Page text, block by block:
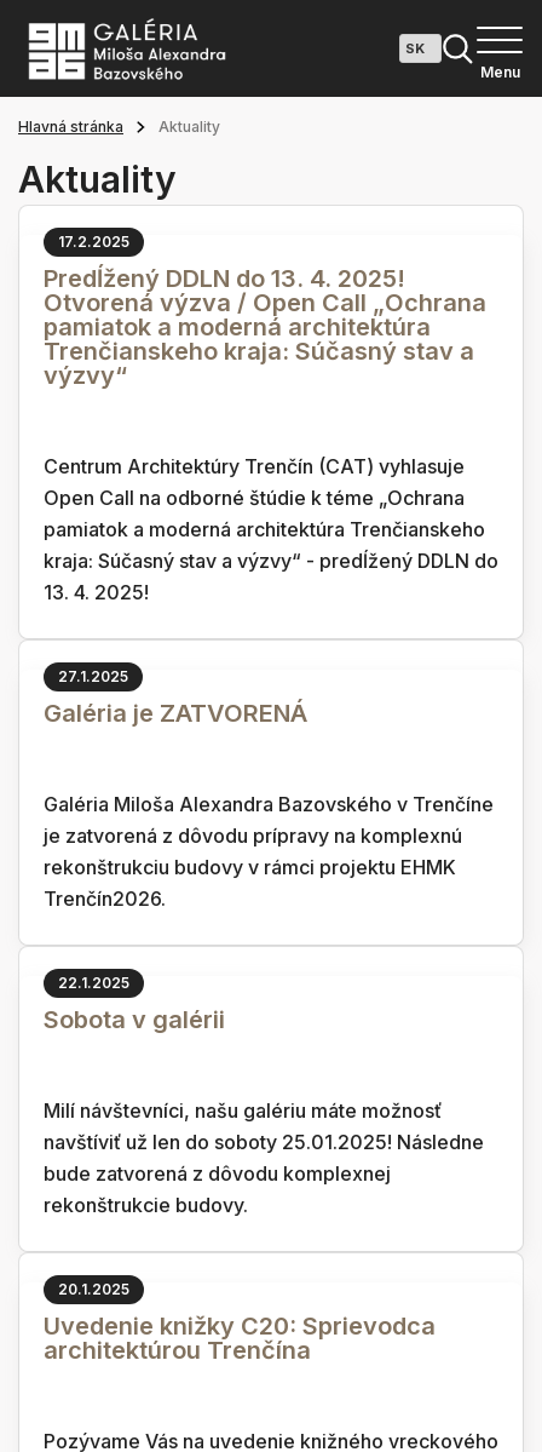
Menu
Hlavná stránka Aktuality
Aktuality
17.2.2025
Predĺžený DDLN do 13. 4. 2025!
Otvorená výzva / Open Call „Ochrana
pamiatok a moderná architektúra
Trenčianskeho kraja: Súčasný stav a
výzvy“
Centrum Architektúry Trenčín (CAT) vyhlasuje
Open Call na odborné štúdie k téme „Ochrana
pamiatok a moderná architektúra Trenčianskeho
kraja: Súčasný stav a výzvy“ - predĺžený DDLN do
13. 4. 2025!
27.1.2025
Galéria je ZATVORENÁ
Galéria Miloša Alexandra Bazovského v Trenčíne
je zatvorená z dôvodu prípravy na komplexnú
rekonštrukciu budovy v rámci projektu EHMK
Trenčín2026.
22.1.2025
Sobota v galérii
Milí návštevníci, našu galériu máte možnosť
navštíviť už len do soboty 25.01.2025! Následne
bude zatvorená z dôvodu komplexnej
rekonštrukcie budovy.
20.1.2025
Uvedenie knižky C20: Sprievodca
architektúrou Trenčína
Pozývame Vás na uvedenie knižného vreckového